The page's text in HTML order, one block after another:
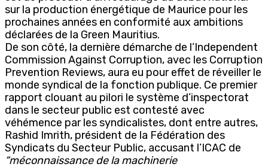
sur la production énergétique de Maurice pour les
prochaines années en conformité aux ambitions
déclarées de la Green Mauritius.
De son côté, la dernière démarche de l’Independent
Commission Against Corruption, avec les Corruption
Prevention Reviews, aura eu pour effet de réveiller le
monde syndical de la fonction publique. Ce premier
rapport clouant au pilori le système d’inspectorat
dans le secteur public est contesté avec
véhémence par les syndicalistes, dont entre autres,
Rashid Imrith, président de la Fédération des
Syndicats du Secteur Public, accusant l’ICAC de
“méconnaissance de la machinerie